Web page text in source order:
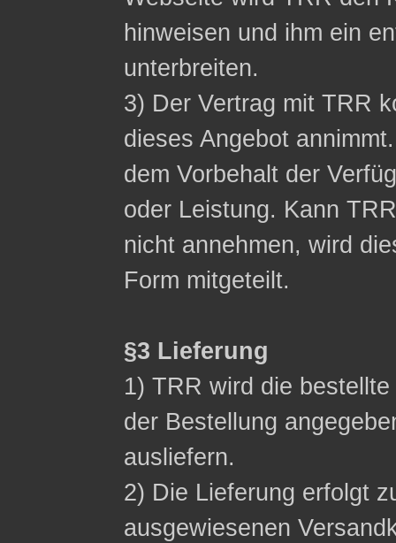
hinweisen und ihm ein
unterbreiten.
3) Der Vertrag mit TRR
dieses Angebot
dem Vorbehalt der
oder Leistung. Kann
nicht annehmen, wird
Form mitgeteilt.
§3 Lieferung
1) TRR wird die
der Bestellung
ausliefern.
2) Die Lieferung erfolgt
ausgewiesenen